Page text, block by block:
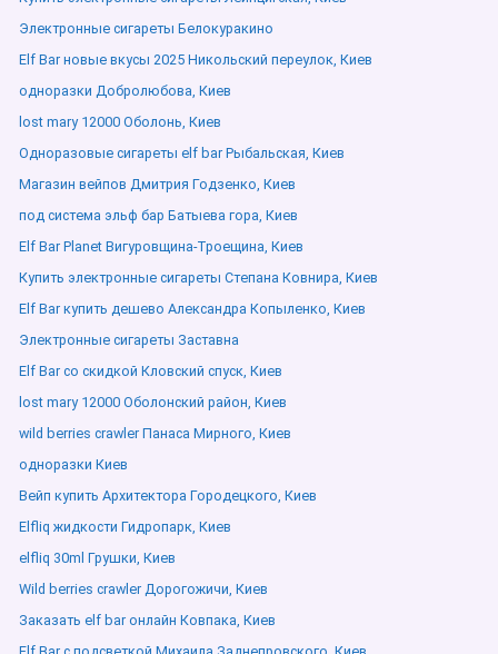
Электронные сигареты Белокуракино
Elf Bar новые вкусы 2025 Никольский переулок, Киев
одноразки Добролюбова, Киев
lost mary 12000 Оболонь, Киев
Одноразовые сигареты elf bar Рыбальская, Киев
Магазин вейпов Дмитрия Годзенко, Киев
под система эльф бар Батыева гора, Киев
Elf Bar Planet Вигуровщина-Троещина, Киев
Купить электронные сигареты Степана Ковнира, Киев
Elf Bar купить дешево Александра Копыленко, Киев
Электронные сигареты Заставна
Elf Bar со скидкой Кловский спуск, Киев
lost mary 12000 Оболонский район, Киев
wild berries crawler Панаса Мирного, Киев
одноразки Киев
Вейп купить Архитектора Городецкого, Киев
Elfliq жидкости Гидропарк, Киев
elfliq 30ml Грушки, Киев
Wild berries crawler Дорогожичи, Киев
Заказать elf bar онлайн Ковпака, Киев